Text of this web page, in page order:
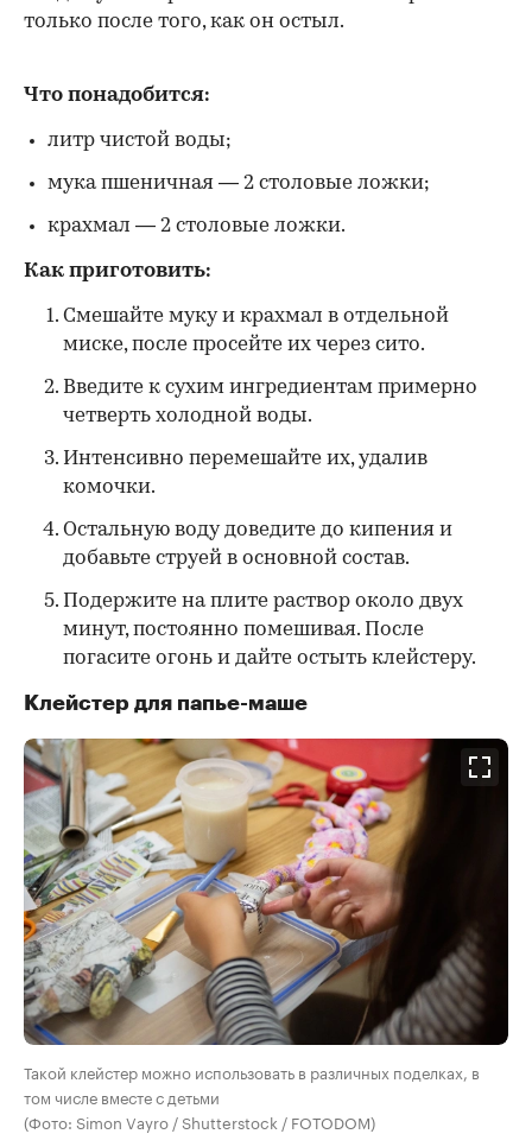
только после того, как он остыл.
Что понадобится:
литр чистой воды;
мука пшеничная — 2 столовые ложки;
крахмал — 2 столовые ложки.
Как приготовить:
Смешайте муку и крахмал в отдельной
миске, после просейте их через сито.
Введите к сухим ингредиентам примерно
четверть холодной воды.
Интенсивно перемешайте их, удалив
комочки.
Остальную воду доведите до кипения и
добавьте струей в основной состав.
Подержите на плите раствор около двух
минут, постоянно помешивая. После
погасите огонь и дайте остыть клейстеру.
Клейстер для папье-маше
Такой клейстер можно использовать в различных поделках, в
том числе вместе с детьми
(Фото: Simon Vayro / Shutterstock / FOTODOM)